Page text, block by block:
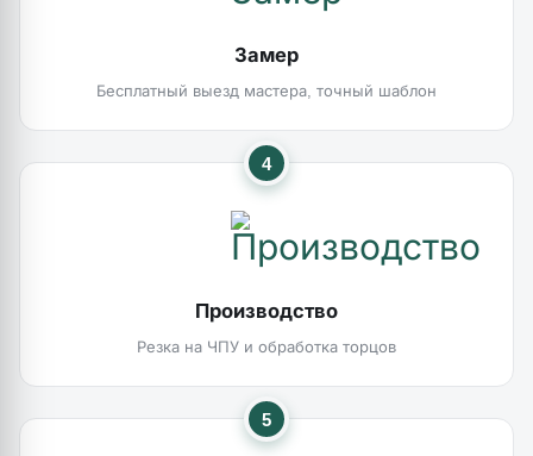
Замер
Бесплатный выезд мастера, точный шаблон
4
Производство
Резка на ЧПУ и обработка торцов
5